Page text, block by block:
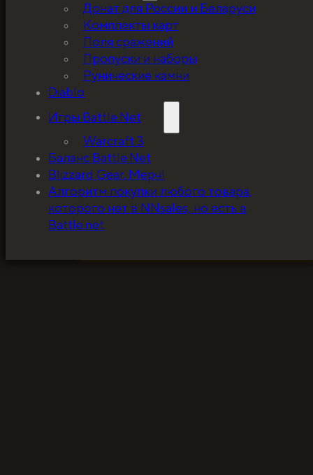
Донат для России и Беларуси
Комплекты карт
Поля сражений
Пропуски и наборы
Рунические камни
Diablo
Игры Battle.Net
Warcraft 3
Баланс Battle.Net
Blizzard Gear. Мерч!
Алгоритм покупки любого товара,
которого нет в NNsales, но есть в
Battle.net
5%, на весь ассортимент. Я хочу, чтобы
покупатель мог оценивать меня по
за ценники!